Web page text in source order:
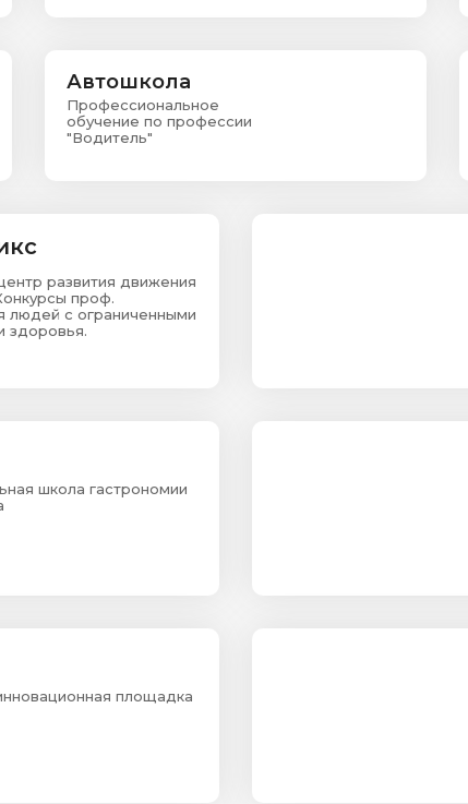
Автошкола
Профессиональное
обучение по профессии
"Водитель"
развития движения
проф.
людей с ограниченными
здоровья.
школа гастрономии
площадка